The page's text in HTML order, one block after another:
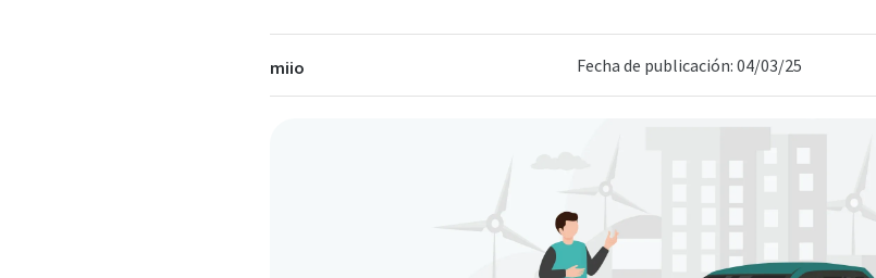
miio Fecha de publicación: 04/03/25